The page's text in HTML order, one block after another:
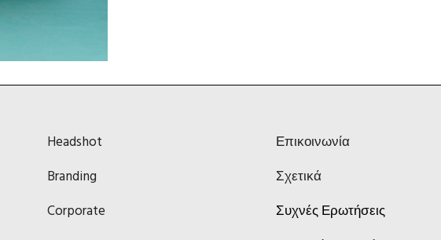
Headshot
Branding
Corporate
Επικοινωνία
Σχετικά
Συχνές Ερωτήσεις